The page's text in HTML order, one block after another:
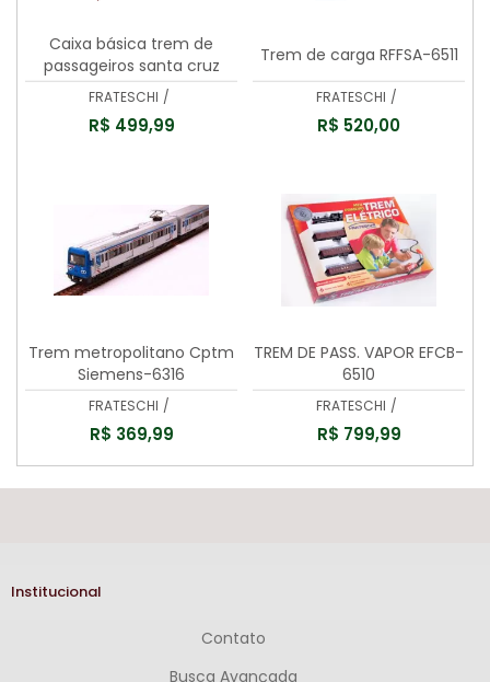
Caixa básica trem de
passageiros santa cruz
-6505
FRATESCHI /
R$ 499,99
Trem de carga RFFSA-6511
FRATESCHI /
R$ 520,00
Trem metropolitano Cptm
Siemens-6316
FRATESCHI /
R$ 369,99
TREM DE PASS. VAPOR EFCB-
6510
FRATESCHI /
R$ 799,99
Institucional
Contato
Busca Avançada